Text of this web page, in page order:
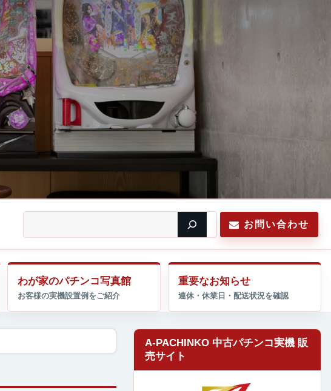
お問い合わせ
わが家のパチンコ写真館 重要なお知らせ
A-PACHINKO 中古パチンコ実機 販
売サイト